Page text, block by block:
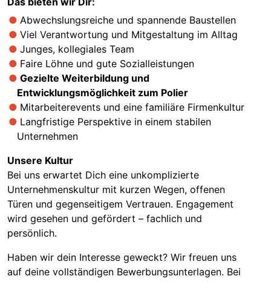
Abwechslungsreiche und spannende Baustellen
Viel Verantwortung und Mitgestaltung im Alltag
Junges, kollegiales Team
Faire Löhne und gute Sozialleistungen
Gezielte Weiterbildung und
Entwicklungsmöglichkeit zum Polier
Mitarbeiterevents und eine familiäre Firmenkultur
Langfristige Perspektive in einem stabilen
Unternehmen
Unsere Kultur
Bei uns erwartet Dich eine unkomplizierte
Unternehmenskultur mit kurzen Wegen, offenen
Türen und gegenseitigem Vertrauen. Engagement
wird gesehen und gefördert – fachlich und
persönlich.
Haben wir dein Interesse geweckt? Wir freuen uns
auf deine vollständigen Bewerbungsunterlagen. Bei